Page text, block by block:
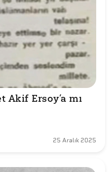
Akif Ersoy’a mı
25 Aralık 2025